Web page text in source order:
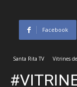
Facebook
Santa Rita TV Vitrines